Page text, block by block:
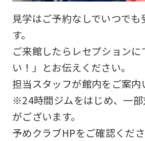
見学はご予約なしでいつでも
す。
ご来館したらレセプション
い！」とお伝えください。
担当スタッフが館内をご案内
※24時間ジムをはじめ、一
がございます。
予めクラブHPをご確認くださ